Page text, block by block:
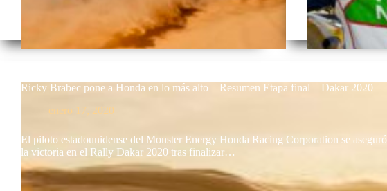
Ricky Brabec pone a Honda en lo más alto – Resumen Etapa final – Dakar 2020
enero 17, 2020
El piloto estadounidense del Monster Energy Honda Racing Corporation se aseguró
la victoria en el Rally Dakar 2020 tras finalizar…